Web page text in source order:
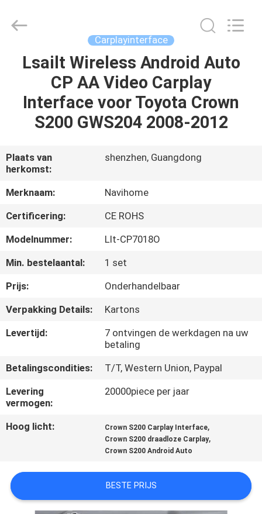
HUIS
PRODUCTEN
ONGEVEER
ONS
FABRIEKSREIS
KWALITEITSCONTROLE
CONTACTEER
ONS
NIEUWS
GEVALLEN
SITEMAP
PRIVACY
POLICY
Automobile
Electron
Carplayinterface
Lsailt Wireless Android Auto
CP AA Video Carplay
Interface voor Toyota Crown
S200 GWS204 2008-2012
Plaats van
herkomst:
shenzhen, Guangdong
Merknaam:
Navihome
Certificering:
CE ROHS
Modelnummer:
Llt-CP7018O
Min. bestelaantal:
1 set
Prijs:
Onderhandelbaar
Verpakking Details:
Kartons
Levertijd:
7 ontvingen de werkdagen na uw
betaling
Betalingscondities:
T/T, Western Union, Paypal
Levering
vermogen:
20000piece per jaar
Hoog licht: Crown S200 Carplay Interface,
Crown S200 draadloze Carplay,
Crown S200 Android Auto
BESTE PRIJS